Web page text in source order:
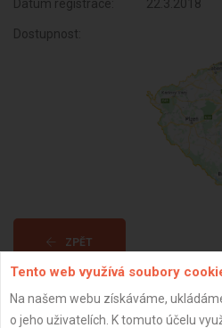
Datum registrace: 22.3.2018
Dostupnost:
ZPĚT
Aktualizováno z portálu ARES
Tento web využívá soubory
Na našem webu získáváme,
o jeho uživatelích. K tomuto účelu